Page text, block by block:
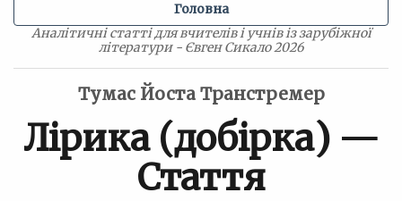
Аналітичні статті для вчителів і учнів із зарубіжної
літератури - Євген Сикало 2026
Головна
Тумас Йоста Транстремер
Лірика (добірка) —
Стаття